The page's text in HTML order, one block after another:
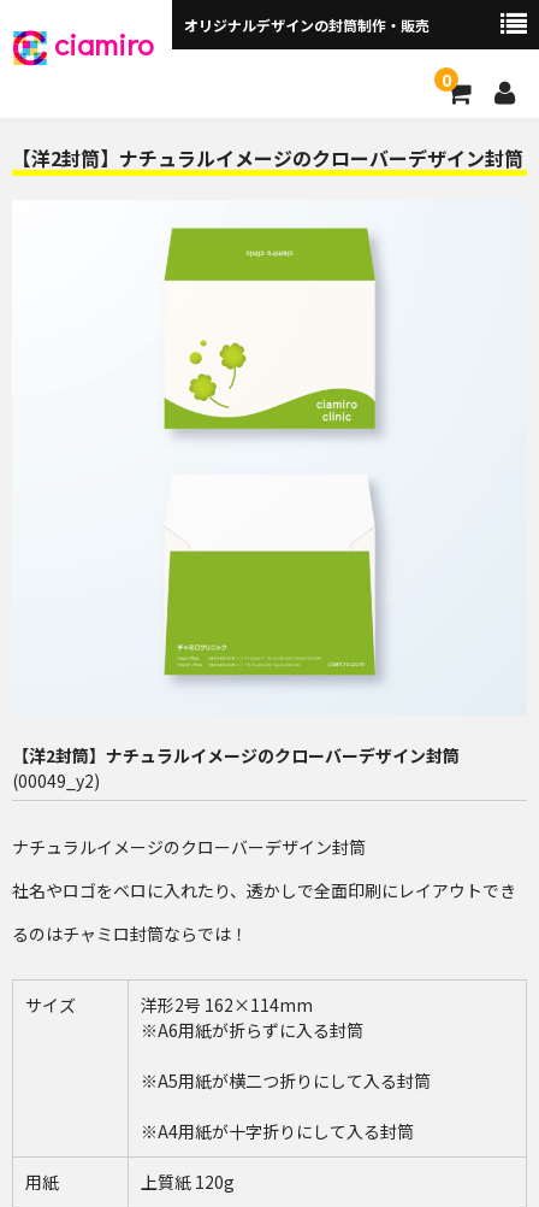
ciamiro オリジナルデザインの封筒制作・販売
0
封筒サイズから探す ▼
角2窓付（240×332mm）
長3窓付（120×235mm）
洋長3封筒 （235×120mm）
長4（90×205mm）
洋2（162×114mm）
料金表
お問い合わせ
【洋2封筒】ナチュラルイメージのクローバーデザイン封筒
【洋2封筒】ナチュラルイメージのクローバーデザイン封筒
(00049_y2)
ナチュラルイメージのクローバーデザイン封筒
社名やロゴをベロに入れたり、透かしで全面印刷にレイアウトでき
るのはチャミロ封筒ならでは！
サイズ
洋形2号 162×114mm
※A6用紙が折らずに入る封筒
※A5用紙が横二つ折りにして入る封筒
※A4用紙が十字折りにして入る封筒
用紙 上質紙 120g